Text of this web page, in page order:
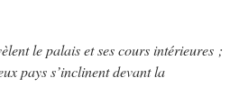
le palais et ses cours intérieures ;
pays s’inclinent devant la